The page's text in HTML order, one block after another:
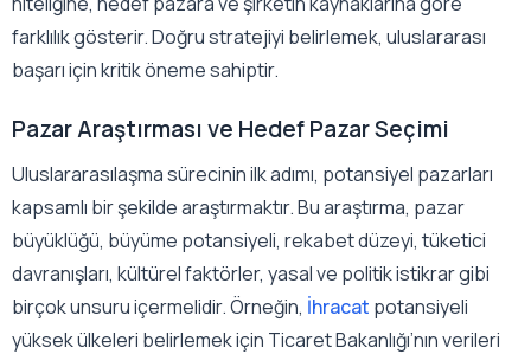
farklılık gösterir. Doğru stratejiyi belirlemek, uluslararası
başarı için kritik öneme sahiptir.
Pazar Araştırması ve Hedef Pazar Seçimi
Uluslararasılaşma sürecinin ilk adımı, potansiyel pazarları
kapsamlı bir şekilde araştırmaktır. Bu araştırma, pazar
büyüklüğü, büyüme potansiyeli, rekabet düzeyi, tüketici
davranışları, kültürel faktörler, yasal ve politik istikrar gibi
birçok unsuru içermelidir. Örneğin, İhracat potansiyeli
yüksek ülkeleri belirlemek için Ticaret Bakanlığı’nın verileri